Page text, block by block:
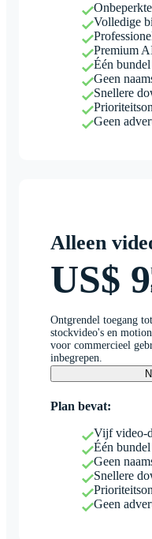
Volledige
Premium
Één
Geen
Snellere
Geen
Alleen
US$ 9
Ontgrendel toegang
stockvideo's en
voor commercieel
inbegrepen.
Plan bevat:
Vijf video-
Één
Geen
Snellere
Geen